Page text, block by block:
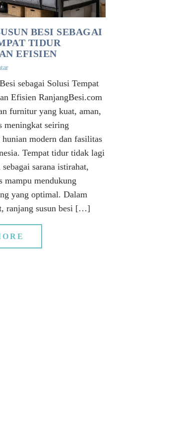
BESI SEBAGAI
TIDUR
EFISIEN
sebagai Solusi Tempat
Efisien RanjangBesi.com
furnitur yang kuat, aman,
meningkat seiring
hunian modern dan fasilitas
Tempat tidur tidak lagi
sarana istirahat,
mampu mendukung
yang optimal. Dalam
ranjang susun besi […]